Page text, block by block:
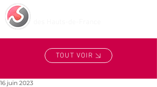
TOUT VOIR
16 juin 2023